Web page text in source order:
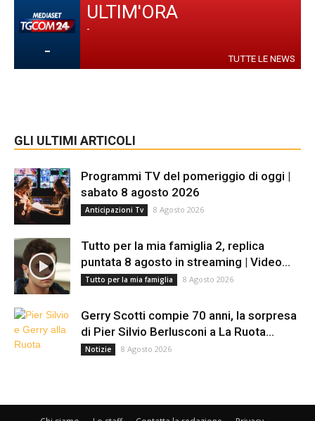
-
ULTIM'ORA
-
TUTTE LE NEWS
GLI ULTIMI ARTICOLI
Programmi TV del pomeriggio di oggi |
sabato 8 agosto 2026
Anticipazioni Tv 8 Agosto 2026
Tutto per la mia famiglia 2, replica
puntata 8 agosto in streaming | Video...
Tutto per la mia famiglia 8 Agosto 2026
Gerry Scotti compie 70 anni, la sorpresa
di Pier Silvio Berlusconi a La Ruota...
Notizie 8 Agosto 2026